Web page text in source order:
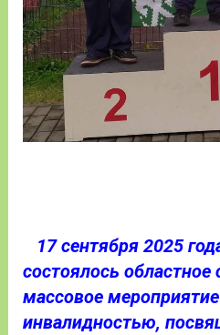
17 сентября 2025
состоялось областное
массовое
инвалидностью,